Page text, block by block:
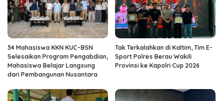
34 Mahasiswa KKN KUC–BSN
Selesaikan Program Pengabdian,
Mahasiswa Belajar Langsung
dari Pembangunan Nusantara
Tak Terkalahkan di Kaltim, Tim E-
Sport Polres Berau Wakili
Provinsi ke Kapolri Cup 2026